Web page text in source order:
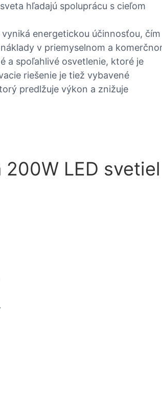
hľadajú spoluprácu s cieľom
energetickou účinnosťou, čím
v priemyselnom a
a spoľahlivé osvetlenie, ktoré je
riešenie je tiež vybavené
predlžuje výkon a znižuje
LED